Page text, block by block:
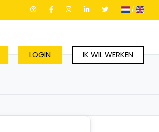
/
LOGIN IK WIL WERKEN